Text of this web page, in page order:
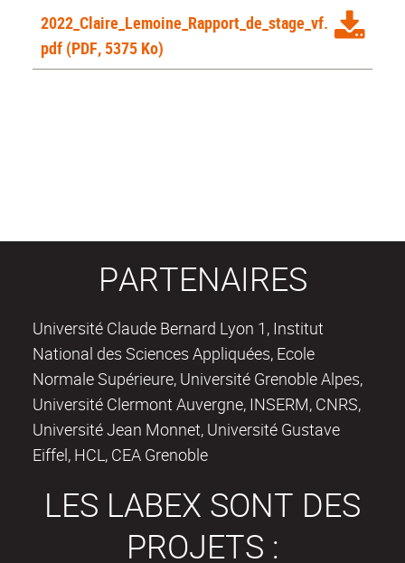
2022_Claire_Lemoine_Rapport_de_stage_vf.
pdf (PDF, 5375 Ko)
PARTENAIRES
Université Claude Bernard Lyon 1, Institut
National des Sciences Appliquées, Ecole
Normale Supérieure, Université Grenoble Alpes,
Université Clermont Auvergne, INSERM, CNRS,
Université Jean Monnet, Université Gustave
Eiffel, HCL, CEA Grenoble
LES LABEX SONT DES
PROJETS :